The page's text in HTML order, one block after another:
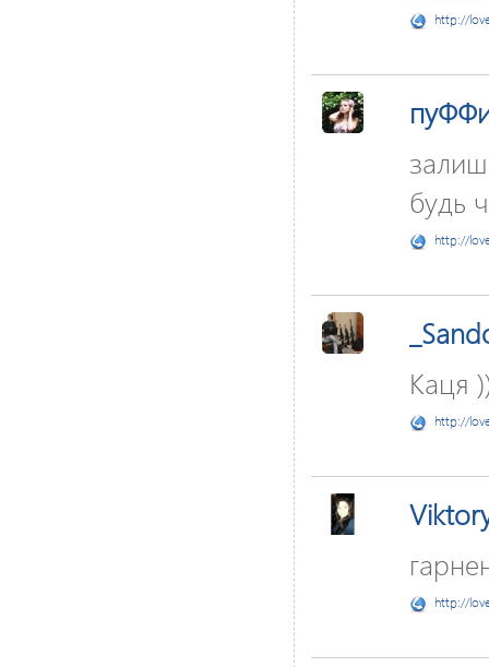
http://
будь
http://
Каця
http://
http://